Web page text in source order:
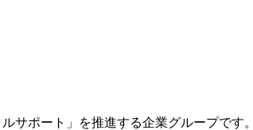
サポート」を推進する企業グループです。